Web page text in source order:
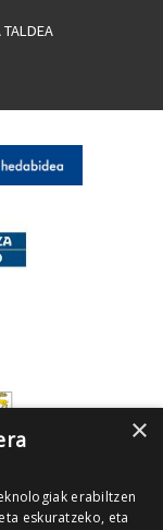
×
erabiltzen
eskuratzeko, eta